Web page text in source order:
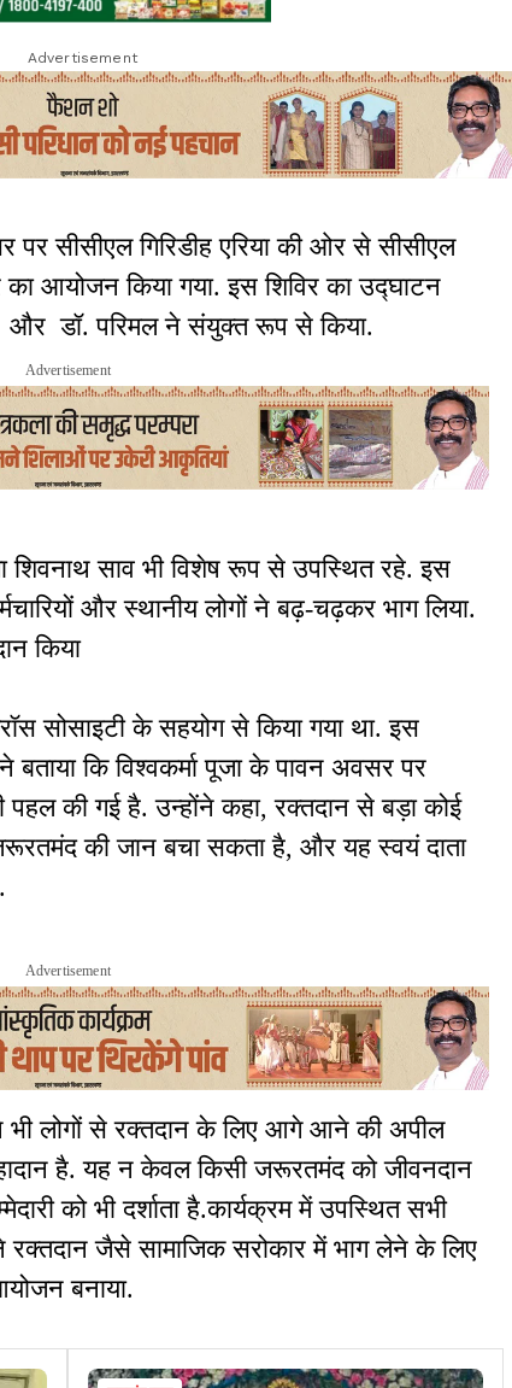
Advertisement
पर सीसीएल गिरिडीह एरिया की ओर से सीसीएल
आयोजन किया गया. इस शिविर का उद्घाटन
और डॉ. परिमल ने संयुक्त रूप से किया.
Advertisement
शिवनाथ साव भी विशेष रूप से उपस्थित रहे. इस
और स्थानीय लोगों ने बढ़-चढ़कर भाग लिया.
किया
सोसाइटी के सहयोग से किया गया था. इस
कि विश्वकर्मा पूजा के पावन अवसर पर
की गई है. उन्होंने कहा, रक्तदान से बड़ा कोई
की जान बचा सकता है, और यह स्वयं दाता
Advertisement
भी लोगों से रक्तदान के लिए आगे आने की अपील
है. यह न केवल किसी जरूरतमंद को जीवनदान
को भी दर्शाता है.कार्यक्रम में उपस्थित सभी
ने रक्तदान जैसे सामाजिक सरोकार में भाग लेने के लिए
बनाया.